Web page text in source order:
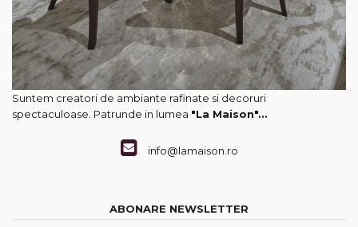
Suntem creatori de ambiante rafinate si decoruri
spectaculoase. Patrunde in lumea "La Maison"...
info@lamaison.ro
ABONARE NEWSLETTER